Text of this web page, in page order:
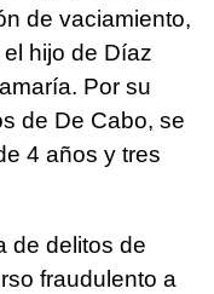
de vaciamiento,
hijo de Díaz
Por su
de De Cabo, se
4 años y tres
de delitos de
fraudulento a